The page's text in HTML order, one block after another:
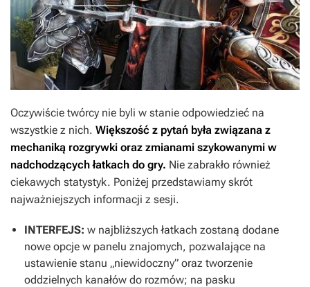
Oczywiście twórcy nie byli w stanie odpowiedzieć na
wszystkie z nich. Większość z pytań była związana z
mechaniką rozgrywki oraz zmianami szykowanymi w
nadchodzących łatkach do gry. Nie zabrakło również
ciekawych statystyk. Poniżej przedstawiamy skrót
najważniejszych informacji z sesji.
INTERFEJS: w najbliższych łatkach zostaną dodane
nowe opcje w panelu znajomych, pozwalające na
ustawienie stanu „niewidoczny” oraz tworzenie
oddzielnych kanałów do rozmów; na pasku